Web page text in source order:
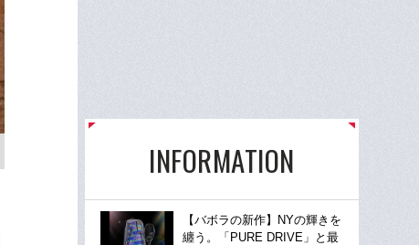
INFORMATION
【バボラの新作】NYの輝きを
纏う。「PURE DRIVE」と最